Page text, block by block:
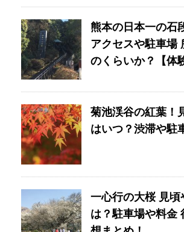
熊本の日本一の石
アクセスや駐車場
のくらいか？【体
菊池渓谷の紅葉！
はいつ？渋滞や駐
一心行の大桜 見頃
は？駐車場や料金